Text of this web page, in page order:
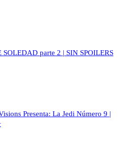
parte 2 | SIN SPOILERS
Presenta: La Jedi Número 9 |